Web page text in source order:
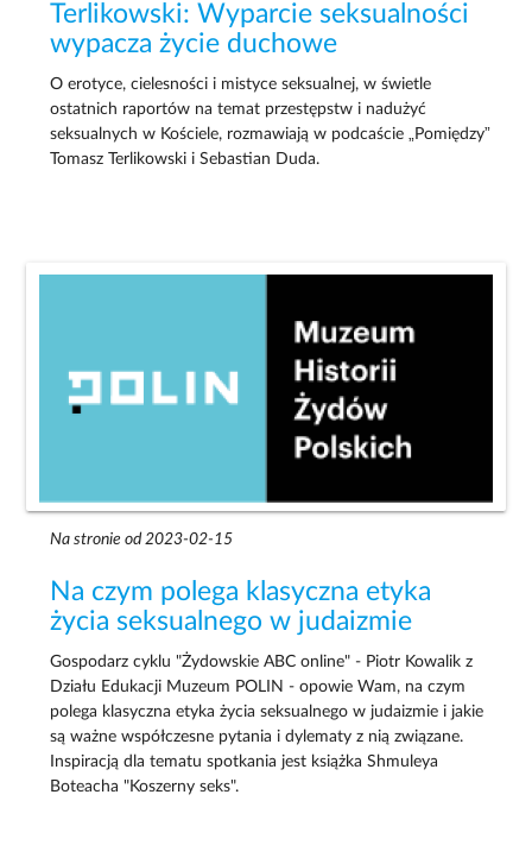
Terlikowski: Wyparcie seksualności
wypacza życie duchowe
O erotyce, cielesności i mistyce seksualnej, w świetle
ostatnich raportów na temat przestępstw i nadużyć
seksualnych w Kościele, rozmawiają w podcaście „Pomiędzy”
Tomasz Terlikowski i Sebastian Duda.
Na stronie od 2023-02-15
Na czym polega klasyczna etyka
życia seksualnego w judaizmie
Gospodarz cyklu "Żydowskie ABC online" - Piotr Kowalik z
Działu Edukacji Muzeum POLIN - opowie Wam, na czym
polega klasyczna etyka życia seksualnego w judaizmie i jakie
są ważne współczesne pytania i dylematy z nią związane.
Inspiracją dla tematu spotkania jest książka Shmuleya
Boteacha "Koszerny seks".